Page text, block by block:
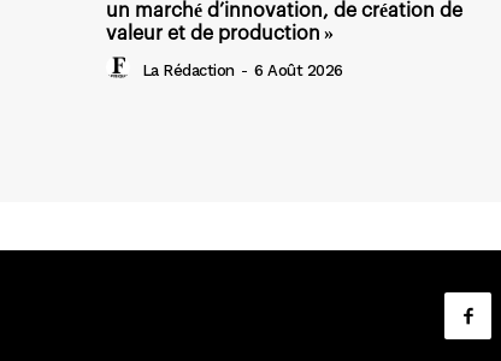
un marché d’innovation, de création de
valeur et de production »
La Rédaction - 6 Août 2026